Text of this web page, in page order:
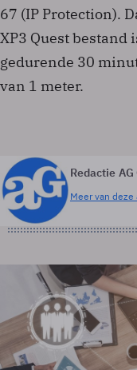
67 (IP Protection).
XP3 Quest
gedurende 30
van 1 meter.
Redactie
Meer van deze